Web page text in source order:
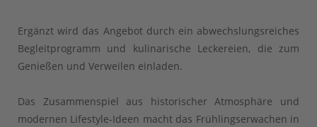
Ergänzt wird das Angebot durch ein abwechslungsreiches
Begleitprogramm und kulinarische Leckereien, die zum
Genießen und Verweilen einladen.
Das Zusammenspiel aus historischer Atmosphäre und
modernen Lifestyle-Ideen macht das Frühlingserwachen in